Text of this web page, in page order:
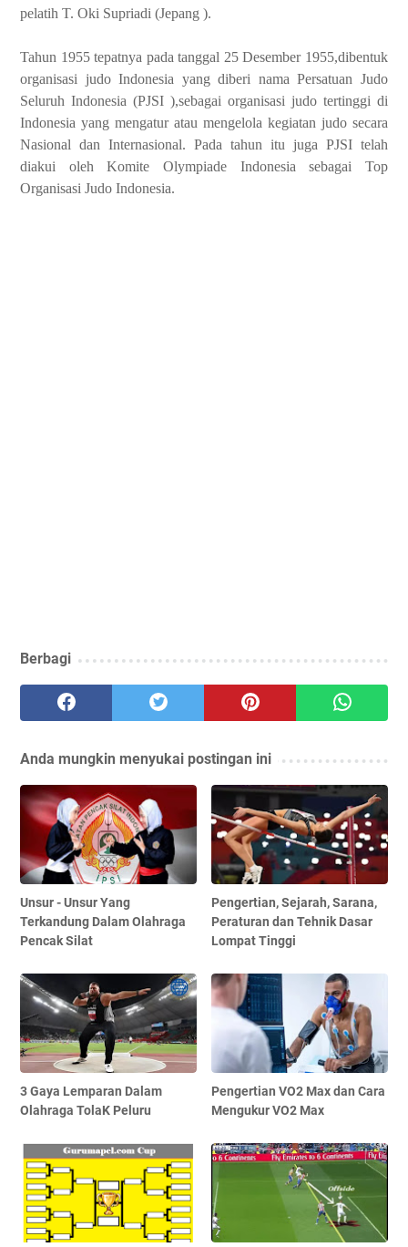
pelatih T. Oki Supriadi (Jepang ).
Tahun 1955 tepatnya pada tanggal 25 Desember 1955,dibentuk
organisasi judo Indonesia yang diberi nama Persatuan Judo
Seluruh Indonesia (PJSI ),sebagai organisasi judo tertinggi di
Indonesia yang mengatur atau mengelola kegiatan judo secara
Nasional dan Internasional. Pada tahun itu juga PJSI telah
diakui oleh Komite Olympiade Indonesia sebagai Top
Organisasi Judo Indonesia.
Berbagi
Anda mungkin menyukai postingan ini
Unsur - Unsur Yang
Terkandung Dalam Olahraga
Pencak Silat
Pengertian, Sejarah, Sarana,
Peraturan dan Tehnik Dasar
Lompat Tinggi
3 Gaya Lemparan Dalam
Olahraga TolaK Peluru
Pengertian VO2 Max dan Cara
Mengukur VO2 Max